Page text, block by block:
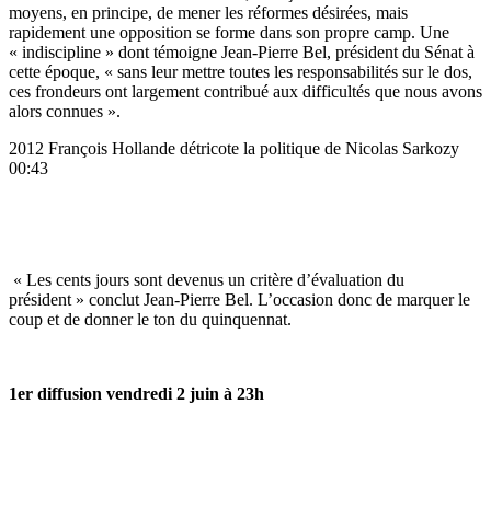
moyens, en principe, de mener les réformes désirées, mais
rapidement une opposition se forme dans son propre camp. Une
« indiscipline » dont témoigne Jean-Pierre Bel, président du Sénat à
cette époque, « sans leur mettre toutes les responsabilités sur le dos,
ces frondeurs ont largement contribué aux difficultés que nous avons
alors connues ».
2012 François Hollande détricote la politique de Nicolas Sarkozy
00:43
« Les cents jours sont devenus un critère d’évaluation du
président » conclut Jean-Pierre Bel. L’occasion donc de marquer le
coup et de donner le ton du quinquennat.
1er diffusion vendredi 2 juin à 23h